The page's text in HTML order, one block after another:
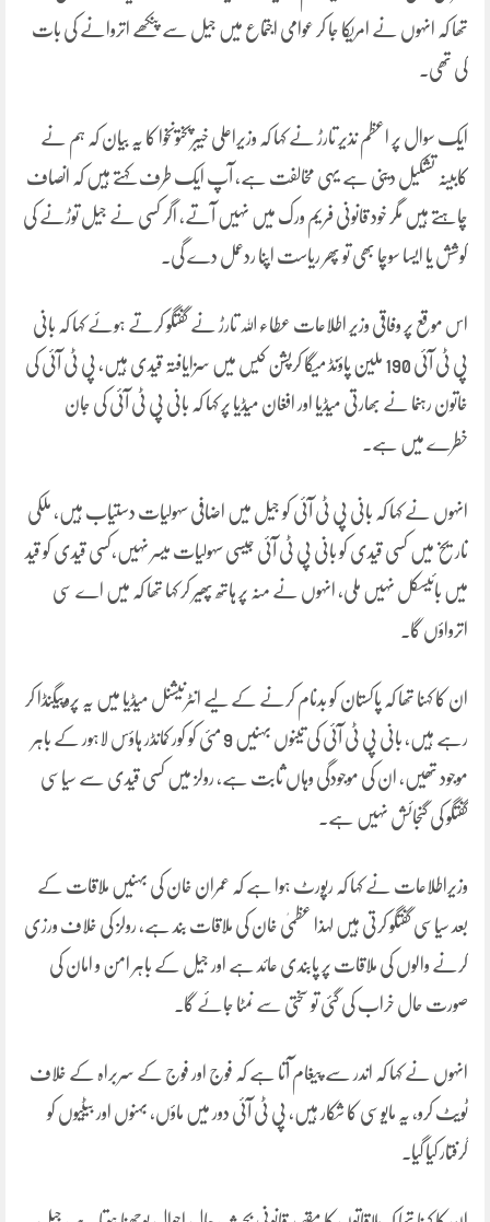
تھا کہ انہوں نے امریکا جا کر عوامی اجتماع میں جیل سے پنکھے اتروانے کی بات
کی تھی۔
ایک سوال پر اعظم نذیر تارڑ نے کہا کہ وزیراعلی خیبرپختونخوا کا یہ بیان کہ ہم نے
کابینہ تشکیل دینی ہے یہی مخالفت ہے، آپ ایک طرف کہتے ہیں کہ انصاف
چاہتے ہیں مگر خود قانونی فریم ورک میں نہیں آتے، اگر کسی نے جیل توڑنے کی
کوشش یا ایسا سوچا بھی تو پھر ریاست اپنا ردعمل دے گی۔
اس موقع پر وفاقی وزیر اطلاعات عطاء اللہ تارڑ نے گفتگو کرتے ہوئے کہا کہ بانی
پی ٹی آئی 190 ملین پاؤنڈ میگا کرپشن کیس میں سزایافتہ قیدی ہیں، پی ٹی آئی کی
خاتون رہنما نے بھارتی میڈیا اور افغان میڈیا پر کہا کہ بانی پی ٹی آئی کی جان
خطرے میں ہے۔
انہوں نے کہا کہ بانی پی ٹی آئی کو جیل میں اضافی سہولیات دستیاب ہیں، ملکی
تاریخ میں کسی قیدی کو بانی پی ٹی آئی جیسی سہولیات میسر نہیں،کسی قیدی کو قید
میں بائیسکل نہیں ملی، انہوں نے منہ پر ہاتھ پھیر کر کہا تھا کہ میں اے سی
اترواؤں گا۔
ان کا کہنا تھا کہ پاکستان کو بدنام کرنے کے لیے انٹرنیشںل میڈیا میں یہ پروپیگنڈا کر
رہے ہیں، بانی پی ٹی آئی کی تینوں بہنیں 9 مئی کو کور کمانڈر ہاؤس لاہور کے باہر
موجود تھیں، ان کی موجودگی وہاں ثابت ہے، رولز میں کسی قیدی سے سیاسی
گفتگو کی گنجائش نہیں ہے۔
وزیراطلاعات نے کہا کہ رپورٹ ہوا ہے کہ عمران خان کی بہنیں ملاقات کے
بعد سیاسی گفتگو کرتی ہیں لہذا عظمیٰ خان کی ملاقات بند ہے، رولز کی خلاف ورزی
کرنے والوں کی ملاقات پر پابندی عائد ہے اور جیل کے باہر امن و امان کی
صورت حال خراب کی گئی تو سختی سے نمٹا جائے گا۔
انہوں نے کہا کہ اندر سے پیغام آتا ہے کہ فوج اور فوج کے سربراہ کے خلاف
ٹویٹ کرو، یہ مایوسی کا شکار ہیں، پی ٹی آئی دور میں ماؤں، بہنوں اور بیٹیوں کو
گرفتار کیا گیا۔